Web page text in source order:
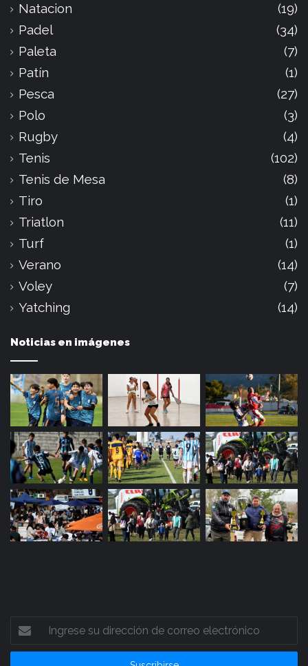
Natacion
(19)
Padel
(34)
Paleta
(7)
Patín
(1)
Pesca
(27)
Polo
(3)
Rugby
(4)
Tenis
(102)
Tenis de Mesa
(8)
Tiro
(1)
Triatlon
(11)
Turf
(1)
Verano
(14)
Voley
(7)
Yatching
(14)
Noticias en imágenes
Ingrese
su
dirección